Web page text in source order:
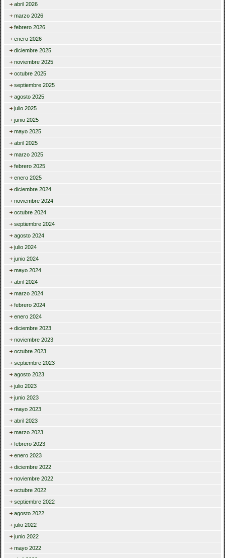
abril 2026
marzo 2026
febrero 2026
enero 2026
diciembre 2025
noviembre 2025
octubre 2025
septiembre 2025
agosto 2025
julio 2025
junio 2025
mayo 2025
abril 2025
marzo 2025
febrero 2025
enero 2025
diciembre 2024
noviembre 2024
octubre 2024
septiembre 2024
agosto 2024
julio 2024
junio 2024
mayo 2024
abril 2024
marzo 2024
febrero 2024
enero 2024
diciembre 2023
noviembre 2023
octubre 2023
septiembre 2023
agosto 2023
julio 2023
junio 2023
mayo 2023
abril 2023
marzo 2023
febrero 2023
enero 2023
diciembre 2022
noviembre 2022
octubre 2022
septiembre 2022
agosto 2022
julio 2022
junio 2022
mayo 2022